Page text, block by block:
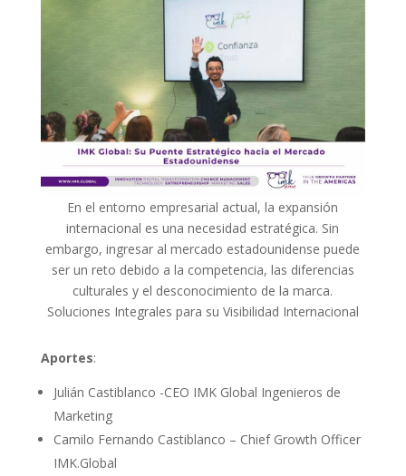
En el entorno empresarial actual, la expansión
internacional es una necesidad estratégica. Sin
embargo, ingresar al mercado estadounidense puede
ser un reto debido a la competencia, las diferencias
culturales y el desconocimiento de la marca.
Soluciones Integrales para su Visibilidad Internacional
Aportes:
Julián Castiblanco -CEO IMK Global Ingenieros de
Marketing
Camilo Fernando Castiblanco – Chief Growth Officer
IMK.Global